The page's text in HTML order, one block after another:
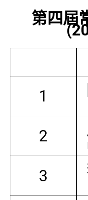
第四屆
1
2
3